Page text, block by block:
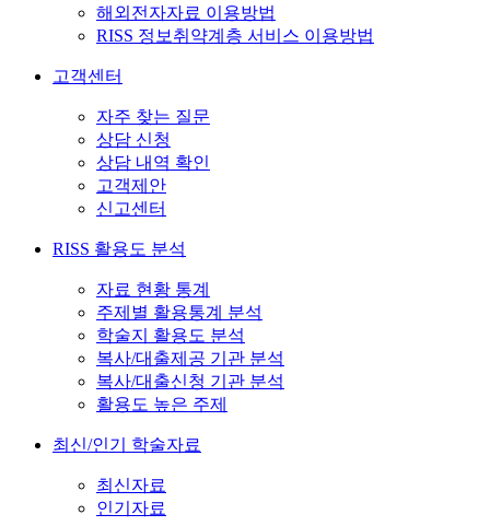
해외전자자료 이용방법
RISS 정보취약계층 서비스 이용방법
고객센터
자주 찾는 질문
상담 신청
상담 내역 확인
고객제안
신고센터
RISS 활용도 분석
자료 현황 통계
주제별 활용통계 분석
학술지 활용도 분석
복사/대출제공 기관 분석
복사/대출신청 기관 분석
활용도 높은 주제
최신/인기 학술자료
최신자료
인기자료